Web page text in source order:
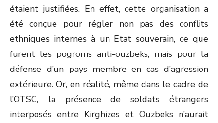
étaient justifiées. En effet, cette organisation a
été conçue pour régler non pas des conflits
ethniques internes à un Etat souverain, ce que
furent les pogroms anti-ouzbeks, mais pour la
défense d’un pays membre en cas d’agression
extérieure. Or, en réalité, même dans le cadre de
l’OTSC, la présence de soldats étrangers
interposés entre Kirghizes et Ouzbeks n’aurait